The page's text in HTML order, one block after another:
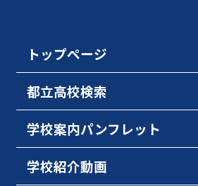
トップページ
都立高校検索
学校案内パンフレット
学校紹介動画